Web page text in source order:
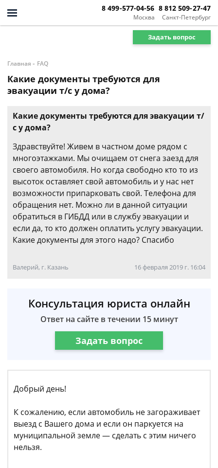
Москва
8 499-577-04-56
Санкт-Петербург
8 812 509-27-47
Задать вопрос
Главная - FAQ
Какие документы требуются для
эвакуации т/с у дома?
Какие документы требуются для эвакуации т/
с у дома?
Здравствуйте! Живем в частном доме рядом с
многоэтажками. Мы очищаем от снега заезд для
своего автомобиля. Но когда свободно кто то из
высоток оставляет свой автомобиль и у нас нет
возможности припарковать свой. Телефона для
обращения нет. Можно ли в данной ситуации
обратиться в ГИБДД или в службу эвакуации и
если да, то кто должен оплатить услугу эвакуации.
Какие документы для этого надо? Спасибо
Валерий, г. Казань 16 февраля 2019 г. 16:04
Консультация юриста онлайн
Ответ на сайте в течении 15 минут
Задать вопрос
Добрый день!
К сожалению, если автомобиль не загораживает
выезд с Вашего дома и если он паркуется на
муниципальной земле — сделать с этим ничего
нельзя.